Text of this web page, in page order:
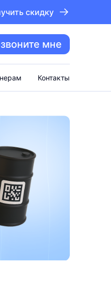
скидку
мне
Контакты